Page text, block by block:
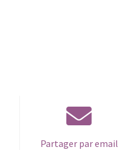
Partager par email